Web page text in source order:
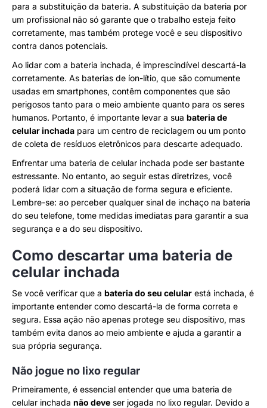
para a substituição da bateria. A substituição da bateria por
um profissional não só garante que o trabalho esteja feito
corretamente, mas também protege você e seu dispositivo
contra danos potenciais.
Ao lidar com a bateria inchada, é imprescindível descartá-la
corretamente. As baterias de íon-lítio, que são comumente
usadas em smartphones, contêm componentes que são
perigosos tanto para o meio ambiente quanto para os seres
humanos. Portanto, é importante levar a sua bateria de
celular inchada para um centro de reciclagem ou um ponto
de coleta de resíduos eletrônicos para descarte adequado.
Enfrentar uma bateria de celular inchada pode ser bastante
estressante. No entanto, ao seguir estas diretrizes, você
poderá lidar com a situação de forma segura e eficiente.
Lembre-se: ao perceber qualquer sinal de inchaço na bateria
do seu telefone, tome medidas imediatas para garantir a sua
segurança e a do seu dispositivo.
Como descartar uma bateria de
celular inchada
Se você verificar que a bateria do seu celular está inchada, é
importante entender como descartá-la de forma correta e
segura. Essa ação não apenas protege seu dispositivo, mas
também evita danos ao meio ambiente e ajuda a garantir a
sua própria segurança.
Não jogue no lixo regular
Primeiramente, é essencial entender que uma bateria de
celular inchada não deve ser jogada no lixo regular. Devido a